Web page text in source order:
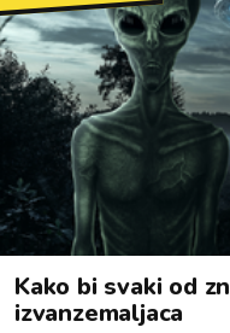
Kako bi svaki od
izvanzemaljaca